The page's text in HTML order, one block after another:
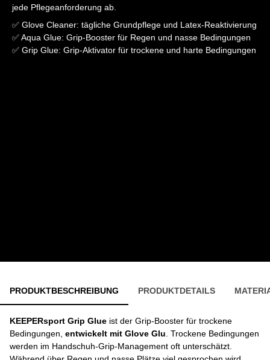
jede Pflegeanforderung ab.
✅ Glove Cleaner: tägliche Grundpflege und Latex-Reaktivierung
✅ Aqua Glue: Grip-Booster für Regen und nasse Bedingungen
✅ Grip Glue: Grip-Aktivator für trockene und harte Bedingungen
PRODUKTBESCHREIBUNG PRODUKTDETAILS
KEEPERsport Grip Glue ist der Grip-Booster für trockene
Bedingungen, entwickelt mit Glove Glu . Trockene Bedingungen
werden im Handschuh-Grip-Management oft unterschätzt.